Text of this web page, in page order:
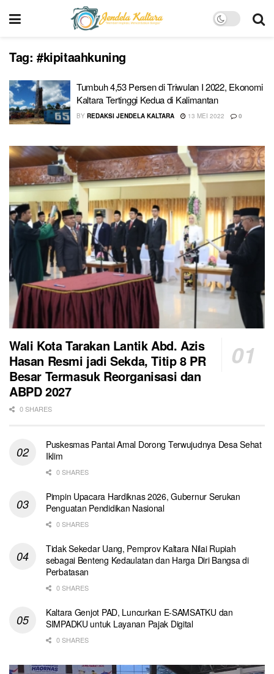
Tag: #kipitaahkuning
Tumbuh 4,53 Persen di Triwulan I 2022, Ekonomi
Kaltara Tertinggi Kedua di Kalimantan
BY REDAKSI JENDELA KALTARA 13 MEI 2022 0
Wali Kota Tarakan Lantik Abd. Azis
Hasan Resmi jadi Sekda, Titip 8 PR
Besar Termasuk Reorganisasi dan
ABPD 2027
0 SHARES
Puskesmas Pantai Amal Dorong Terwujudnya Desa Sehat
Iklim
0 SHARES
Pimpin Upacara Hardiknas 2026, Gubernur Serukan
Penguatan Pendidikan Nasional
0 SHARES
Tidak Sekedar Uang, Pemprov Kaltara Nilai Rupiah
sebagai Benteng Kedaulatan dan Harga Diri Bangsa di
Perbatasan
0 SHARES
Kaltara Genjot PAD, Luncurkan E-SAMSATKU dan
SIMPADKU untuk Layanan Pajak Digital
0 SHARES